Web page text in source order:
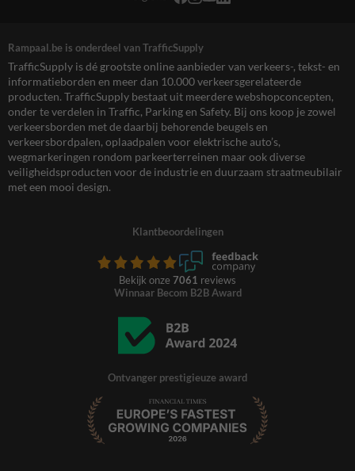
Rampaal.be is onderdeel van TrafficSupply
TrafficSupply is dé grootste online aanbieder van verkeers-, tekst- en
informatieborden en meer dan 10.000 verkeersgerelateerde
producten. TrafficSupply bestaat uit meerdere webshopconcepten,
onder te verdelen in Traffic, Parking en Safety. Bij ons koop je zowel
verkeersborden met de daarbij behorende beugels en
verkeersbordpalen, oplaadpalen voor elektrische auto’s,
wegmarkeringen rondom parkeerterreinen maar ook diverse
veiligheidsproducten voor de industrie en duurzaam straatmeubilair
met een mooi design.
Klantbeoordelingen
Bekijk onze 7061 reviews
Winnaar Becom B2B Award
Ontvanger prestigieuze award